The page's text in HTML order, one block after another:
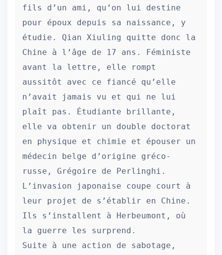
fils d’un ami, qu’on lui destine
pour époux depuis sa naissance, y
étudie. Qian Xiuling quitte donc la
Chine à l’âge de 17 ans. Féministe
avant la lettre, elle rompt
aussitôt avec ce fiancé qu’elle
n’avait jamais vu et qui ne lui
plaît pas. Étudiante brillante,
elle va obtenir un double doctorat
en physique et chimie et épouser un
médecin belge d’origine gréco-
russe, Grégoire de Perlinghi.
L’invasion japonaise coupe court à
leur projet de s’établir en Chine.
Ils s’installent à Herbeumont, où
la guerre les surprend.
Suite à une action de sabotage,